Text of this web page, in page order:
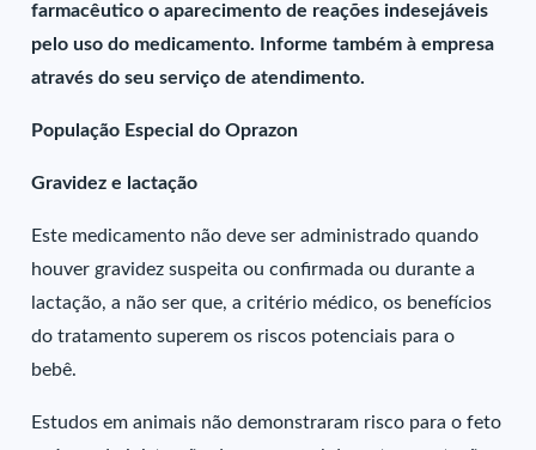
farmacêutico o aparecimento de reações indesejáveis
pelo uso do medicamento. Informe também à empresa
através do seu serviço de atendimento.
População Especial do Oprazon
Gravidez e lactação
Este medicamento não deve ser administrado quando
houver gravidez suspeita ou confirmada ou durante a
lactação, a não ser que, a critério médico, os benefícios
do tratamento superem os riscos potenciais para o
bebê.
Estudos em animais não demonstraram risco para o feto